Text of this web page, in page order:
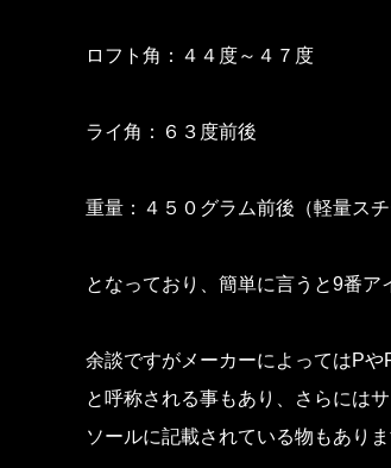
ロフト角：４４度～４７度
ライ角：６３度前後
重量：４５０グラム前後（軽量ス
となっており、簡単に言うと9番ア
余談ですがメーカーによってはPや
と呼称される事もあり、さらには
ソールに記載されている物もありま